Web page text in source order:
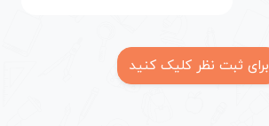
برای ثبت نظر کلیک کنید